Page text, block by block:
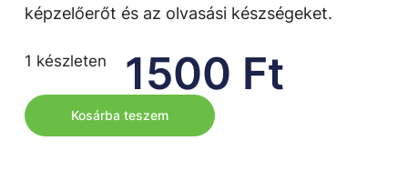
képzelőerőt és az olvasási készségeket.
1500 Ft
1 készleten
Kosárba teszem